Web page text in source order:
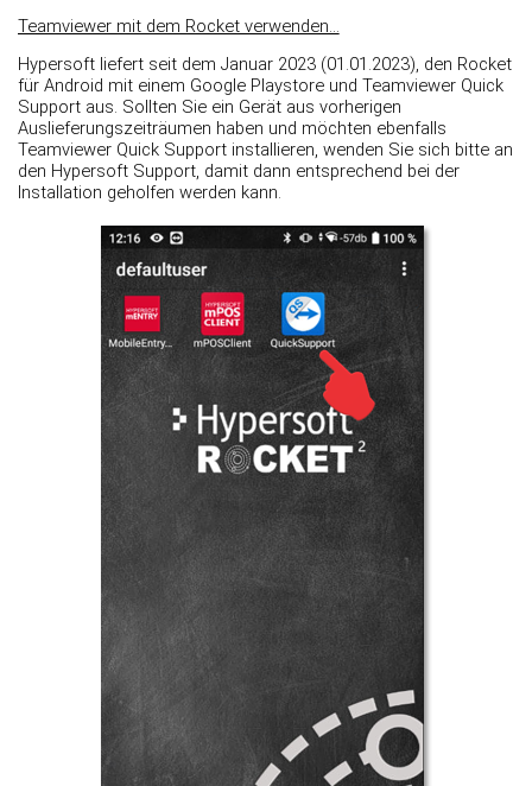
Teamviewer mit dem Rocket verwenden...
Hypersoft liefert seit dem Januar 2023 (01.01.2023), den Rocket
für Android mit einem Google Playstore und Teamviewer Quick
Support aus. Sollten Sie ein Gerät aus vorherigen
Auslieferungszeiträumen haben und möchten ebenfalls
Teamviewer Quick Support installieren, wenden Sie sich bitte an
den Hypersoft Support, damit dann entsprechend bei der
Installation geholfen werden kann.